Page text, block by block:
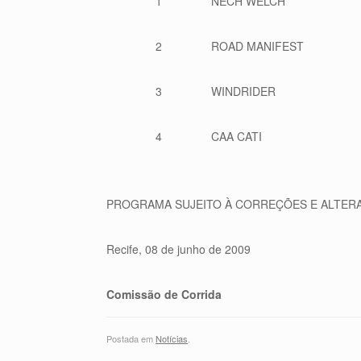
2 ROAD MANIFEST
3 WINDRIDER
4 CAA CATI
PROGRAMA SUJEITO À CORREÇÕES E
Recife, 08 de junho de 2009
Comissão de Corrida
Postada em Notícias